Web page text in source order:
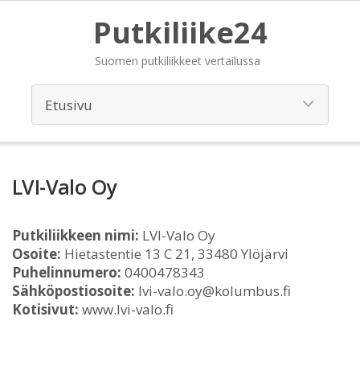
Putkiliike24
Suomen putkiliikkeet vertailussa
LVI-Valo Oy
Putkiliikkeen nimi: LVI-Valo Oy
Osoite: Hietastentie 13 C 21, 33480 Ylöjärvi
Puhelinnumero: 0400478343
Sähköpostiosoite: lvi-valo.oy@kolumbus.fi
Kotisivut: www.lvi-valo.fi